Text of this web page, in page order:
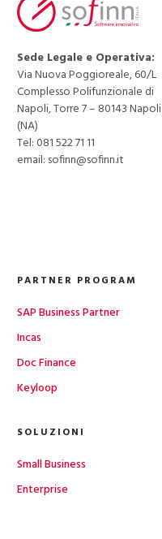
Sede Legale e Operativa:
Via Nuova Poggioreale, 60/L
Complesso Polifunzionale di
Napoli, Torre 7 – 80143 Napoli
(NA)
Tel: 081 522 71 11
email: sofinn@sofinn.it
PARTNER PROGRAM
SAP Business Partner
Incas
Doc Finance
Keyloop
SOLUZIONI
Small Business
Enterprise